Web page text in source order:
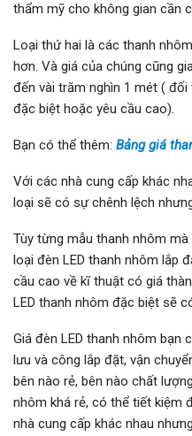
thẩm mỹ cho không gian cần
Loại thứ hai là các thanh
hơn. Và giá của chúng cũng
đến vài trăm nghìn 1 mét (
đặc biệt hoặc yêu cầu cao).
Bạn có thể thêm: Bảng giá
Với các nhà cung cấp khác
loại sẽ có sự chênh lệch
Tùy từng mẫu thanh nhôm
loại đèn LED thanh nhôm lắp
cầu cao về kĩ thuật có giá
LED thanh nhôm đặc biệt sẽ
Giá đèn LED thanh nhôm bạn
lưu và công lắp đặt, vận
bên nào rẻ, bên nào chất
nhôm khá rẻ, có thể tiết kiệm
nhà cung cấp khác nhau